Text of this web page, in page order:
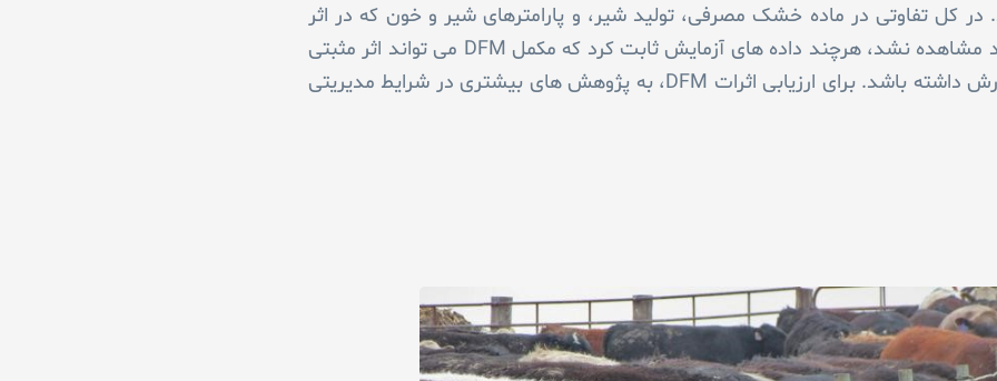
کل تفاوتی در ماده خشک مصرفی، تولید شیر، و پارامترهای شیر و خون که در اثر
استفاده از مکمل DFM بوجود آمده باشد مشاهده نشد، هرچند داده های آزمایش ثابت کرد که مکمل DFM می تواند اثر مثبتی
بر قابلیت هضم نشاسته در دستگاه گوارش داشته باشد. برای ارزیابی اثرات DFM، به پژوهش های بیشتری در شرایط مدیریتی